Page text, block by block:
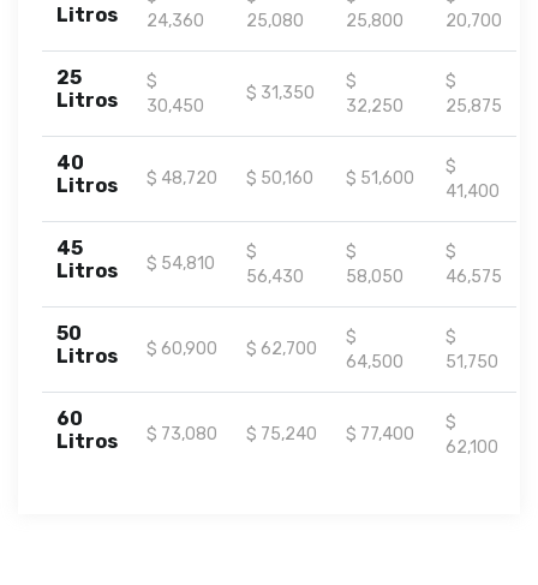
Litros
24,360
25,080
25,800
20,700
25
Litros
$
30,450
$ 31,350
$
32,250
$
25,875
40
Litros
$ 48,720 $ 50,160 $ 51,600
$
41,400
45
Litros
$ 54,810
$
56,430
$
58,050
$
46,575
50
Litros
$ 60,900 $ 62,700
$
64,500
$
51,750
60
Litros
$ 73,080 $ 75,240 $ 77,400
$
62,100